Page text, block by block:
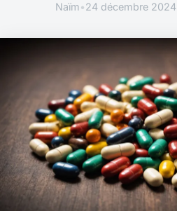
Naïm•24 décembre 2024